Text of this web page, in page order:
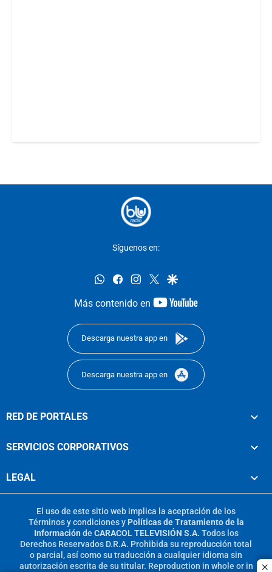
Síguenos en:
whatsappfacebookinstagram
twittergoogle
Más contenido en
youtube-
Descarga nuestra app en
Descarga nuestra app en
RED DE PORTALES
SERVICIOS CORPORATIVOS
LEGAL
El uso de este sitio web implica la aceptación de los
Términos y condicionesy Políticas de Tratamiento de la
Información de CARACOL TELEVISIÓN S.A. Todos los
Derechos Reservados D.R.A. Prohibida su reproducción total
o parcial, así como su traducción a cualquier idioma sin
autorización escrita de su titular. Reproduction in whole or in